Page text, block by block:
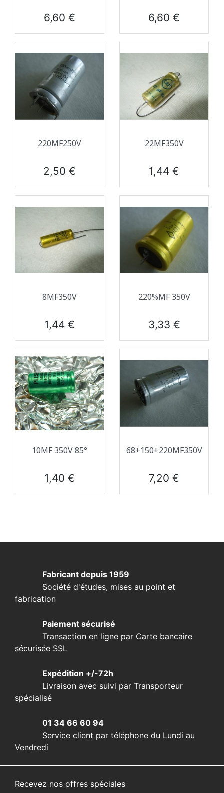
Prix
6,60 € Prix
6,60 €
220ΜF250V
Prix
2,50 €
22ΜF350V
Prix
1,44 €
8ΜF350V
Prix
1,44 €
220%ΜF 350V
Prix
3,33 €
10ΜF 350V 85°
Prix
1,40 €
68+150+220ΜF350V
Prix
7,20 €
Fabricant depuis 1959
Société d'études, mises au point et
fabrication
Paiement sécurisé
Transaction en ligne par Carte bancaire
sécurisée SSL
Expédition +/-72h
Livraison avec suivi par Transporteur
spécialisé
01 34 66 60 94
Service client par téléphone du Lundi au
Vendredi
Recevez nos offres spéciales